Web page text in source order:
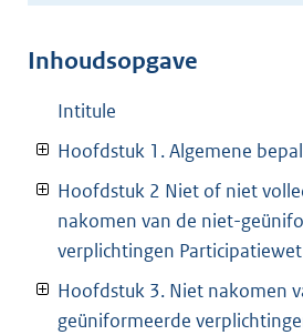
Inhoudsopgave
Intitule
Hoofdstuk 1. Algemene
Hoofdstuk 2 Niet of niet
nakomen van de niet-
verplichtingen Participatiewet
Hoofdstuk 3. Niet nakomen
geüniformeerde